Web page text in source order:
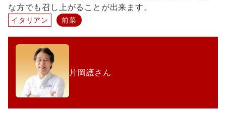
な方でも召し上がることが出来ます。
イタリアン 前菜
片岡護さん